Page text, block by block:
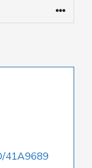
41A9689